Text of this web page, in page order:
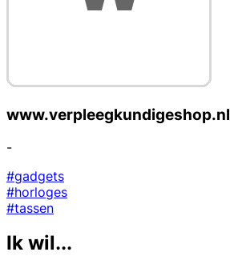
www.verpleegkundigeshop.nl
-
#gadgets
#horloges
#tassen
Ik wil...